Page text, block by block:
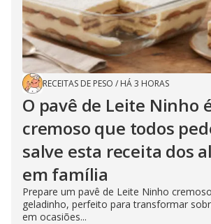
RECEITAS DE PESO / HÁ 3 HORAS
O pavê de Leite Ninho
cremoso que todos
salve esta receita dos
em família
Prepare um pavê de Leite Ninho
geladinho, perfeito para transformar
em ocasiões...